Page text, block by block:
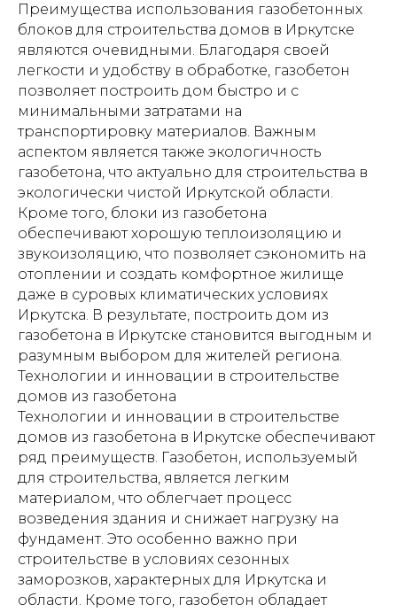
Преимущества использования газобетонных
блоков для строительства домов в Иркутске
являются очевидными. Благодаря своей
легкости и удобству в обработке, газобетон
позволяет построить дом быстро и с
минимальными затратами на
транспортировку материалов. Важным
аспектом является также экологичность
газобетона, что актуально для строительства в
экологически чистой Иркутской области.
Кроме того, блоки из газобетона
обеспечивают хорошую теплоизоляцию и
звукоизоляцию, что позволяет сэкономить на
отоплении и создать комфортное жилище
даже в суровых климатических условиях
Иркутска. В результате, построить дом из
газобетона в Иркутске становится выгодным и
разумным выбором для жителей региона.
Технологии и инновации в строительстве
домов из газобетона
Технологии и инновации в строительстве
домов из газобетона в Иркутске обеспечивают
ряд преимуществ. Газобетон, используемый
для строительства, является легким
материалом, что облегчает процесс
возведения здания и снижает нагрузку на
фундамент. Это особенно важно при
строительстве в условиях сезонных
заморозков, характерных для Иркутска и
области. Кроме того, газобетон обладает